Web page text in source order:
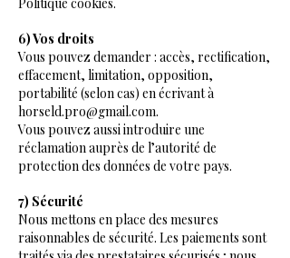
6) Vos droits
Vous pouvez demander : accès, rectification,
effacement, limitation, opposition,
portabilité (selon cas) en écrivant à
horseld.pro@gmail.com.
Vous pouvez aussi introduire une
réclamation auprès de l’autorité de
protection des données de votre pays.
7) Sécurité
Nous mettons en place des mesures
raisonnables de sécurité. Les paiements sont